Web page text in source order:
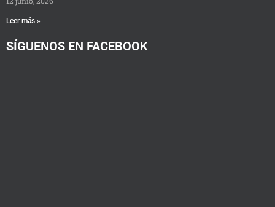
Leer más »
SÍGUENOS EN FACEBOOK